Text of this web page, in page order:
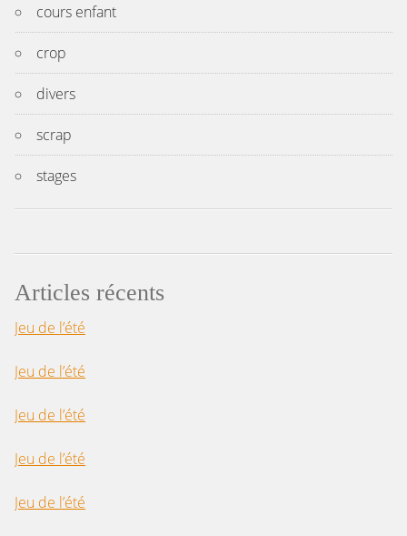
cours enfant
crop
divers
scrap
stages
Articles récents
Jeu de l’été
Jeu de l’été
Jeu de l’été
Jeu de l’été
Jeu de l’été